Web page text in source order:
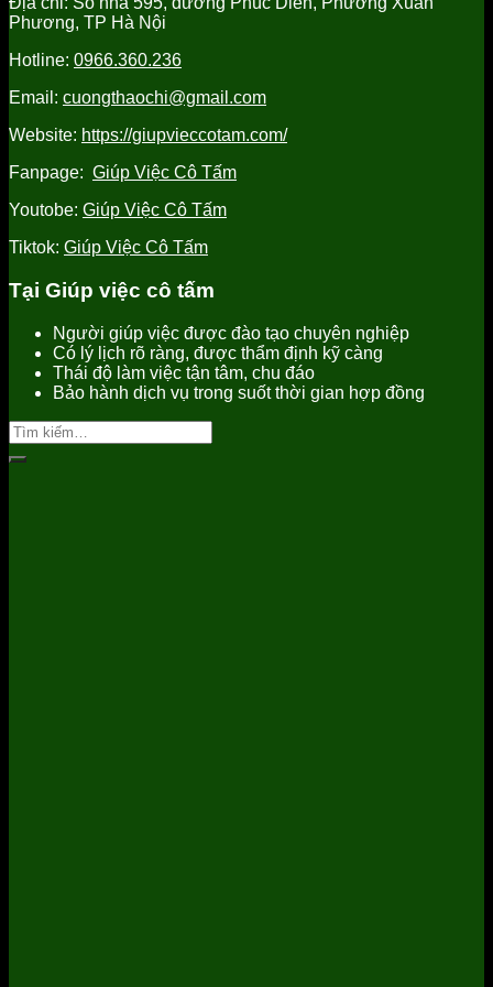
Hưng
tạiYên
Phương, TP Hà Nội
Hotline: 0966.360.236
Email: cuongthaochi@gmail.com
Website: https://giupvieccotam.com/
Fanpage: Giúp Việc Cô Tấm
Youtobe: Giúp Việc Cô Tấm
Tiktok: Giúp Việc Cô Tấm
Tại Giúp việc cô tấm
Người giúp việc được đào tạo chuyên nghiệp
Có lý lịch rõ ràng, được thẩm định kỹ càng
Thái độ làm việc tận tâm, chu đáo
Bảo hành dịch vụ trong suốt thời gian hợp đồng
Tìm
kiếm: